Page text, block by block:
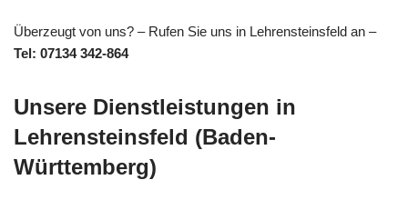
Überzeugt von uns? – Rufen Sie uns in Lehrensteinsfeld an –
Tel: 07134 342-864
Unsere Dienstleistungen in
Lehrensteinsfeld (Baden-
Württemberg)